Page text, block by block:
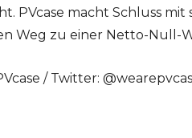
PVcase macht Schluss mit
Weg zu einer Netto-Null-
/ Twitter: